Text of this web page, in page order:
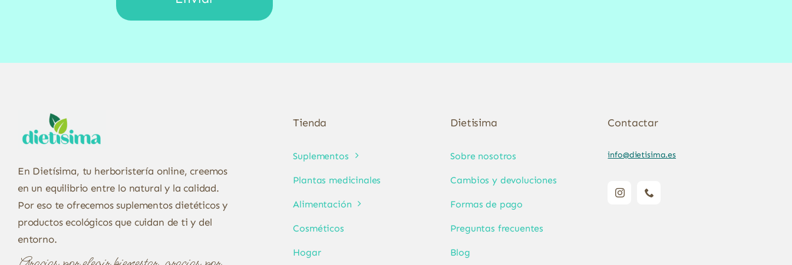
En Dietísima, tu herboristería online, creemos
en un equilibrio entre lo natural y la calidad.
Por eso te ofrecemos suplementos dietéticos y
productos ecológicos que cuidan de ti y del
entorno.
Tienda
Suplementos
Plantas medicinales
Alimentación
Cosméticos
Hogar
Dietisima
Sobre nosotros
Cambios y devoluciones
Formas de pago
Preguntas frecuentes
Blog
Contactar
info@dietisima.es